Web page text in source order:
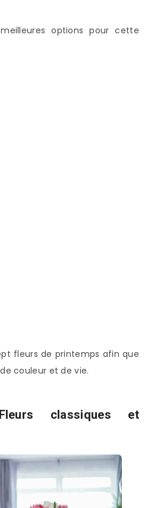
options pour cette
fleurs de printemps afin que
couleur et de vie.
classiques et